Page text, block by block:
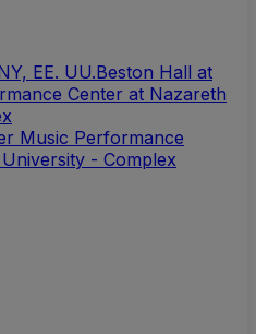
EE. UU.Beston Hall at
Center at Nazareth
Music Performance
- Complex